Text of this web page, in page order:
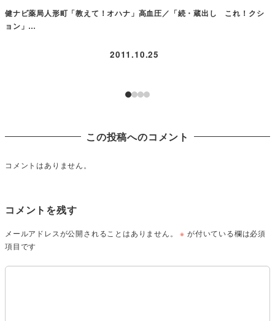
健ナビ薬局人形町「教えて！オハナ」高血圧／「続・蔵出し これ！クシ
ョン」…
2011.10.25
この投稿へのコメント
コメントはありません。
コメントを残す
メールアドレスが公開されることはありません。 ※ が付いている欄は必須
項目です